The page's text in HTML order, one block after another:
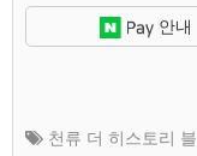
안내
천류 더 히스토리